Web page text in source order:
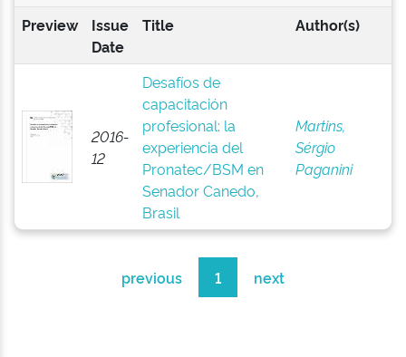
Preview
Issue
Date
Title Author(s)
2016-
12
Desafíos de
capacitación
profesional: la
experiencia del
Pronatec/BSM en
Senador Canedo,
Brasil
Martins,
Sérgio
Paganini
previous 1 next